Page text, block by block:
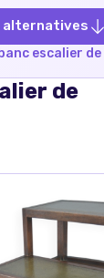
alternatives
escalier
de